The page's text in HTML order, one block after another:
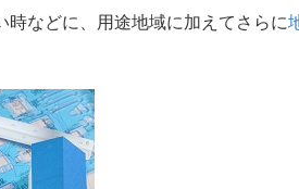
などに、用途地域に加えてさらに